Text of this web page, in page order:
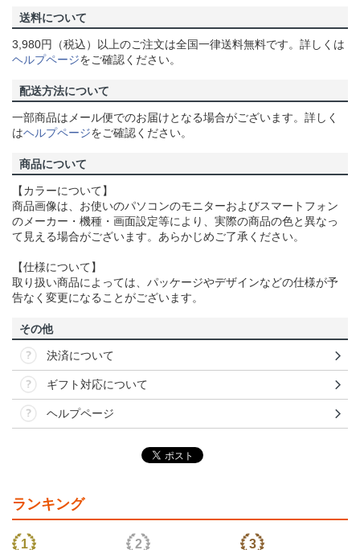
送料について
3,980円（税込）以上のご注文は全国一律送料無料です。詳しくは
ヘルプページをご確認ください。
配送方法について
一部商品はメール便でのお届けとなる場合がございます。詳しく
はヘルプページをご確認ください。
商品について
【カラーについて】
商品画像は、お使いのパソコンのモニターおよびスマートフォン
のメーカー・機種・画面設定等により、実際の商品の色と異なっ
て見える場合がございます。あらかじめご了承ください。
【仕様について】
取り扱い商品によっては、パッケージやデザインなどの仕様が予
告なく変更になることがございます。
その他
決済について
ギフト対応について
ヘルプページ
ランキング